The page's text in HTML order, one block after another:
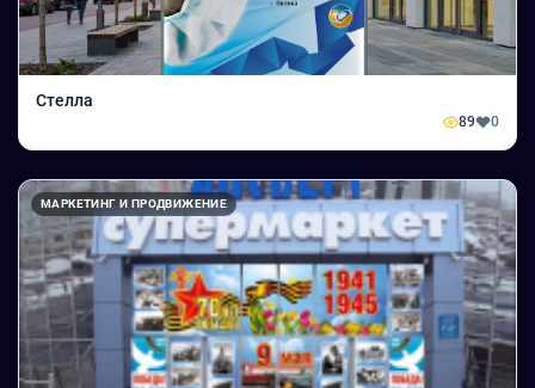
Стелла
89 0
МАРКЕТИНГ И ПРОДВИЖЕНИЕ